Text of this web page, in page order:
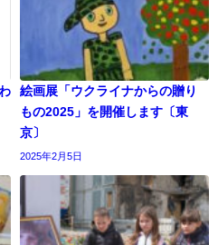
絵画展「ウクライナからの贈り
もの2025」を開催します〔東
京〕
2025年2月5日